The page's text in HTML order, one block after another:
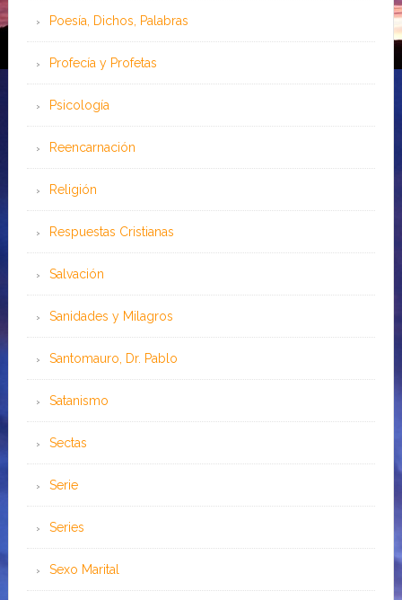
Poesía, Dichos, Palabras
Profecía y Profetas
Psicología
Reencarnación
Religión
Respuestas Cristianas
Salvación
Sanidades y Milagros
Santomauro, Dr. Pablo
Satanismo
Sectas
Serie
Series
Sexo Marital